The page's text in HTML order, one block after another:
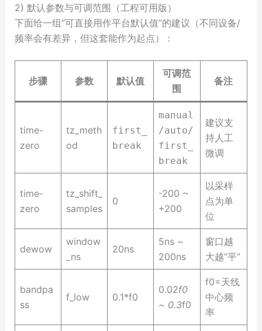
2) 默认参数与可调范围（工程可用版）
下面给一组“可直接用作平台默认值”的建议（不同设备/
频率会有差异，但这套能作为起点）：
步骤 参数 默认值
可调范
围
备注
time-
zero
tz_meth
od
first_
break
manual
/auto/
first_
break
建议支
持人工
微调
time-
zero
tz_shift_
samples
0
-200 ~
+200
以采样
点为单
位
dewow
window
_ns
20ns
5ns ~
200ns
窗口越
大越“平”
bandpa
ss
f_low 0.1*f0
0.02f0
~ 0.3f0
f0=天线
中心频
率